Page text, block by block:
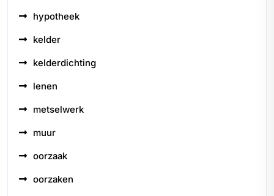
hypotheek
kelder
kelderdichting
lenen
metselwerk
muur
oorzaak
oorzaken